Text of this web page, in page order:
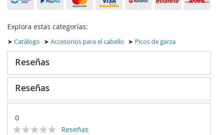
Explora estas categorías:
➤ Catálogo ➤ Accesorios para el cabello ➤ Picos de garza
Reseñas
Reseñas
0
Calificación:
Reseñas